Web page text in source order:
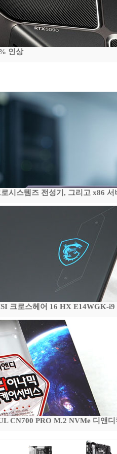
인상
시스템즈 전성기, 그리고 x86
크로스헤어 16 HX E14WGK-i9
CN700 PRO M.2 NVMe 디앤